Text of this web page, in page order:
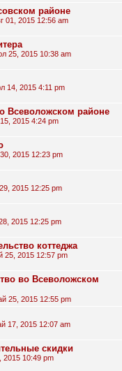
районе
01, 2015 12:56 am
25, 2015 10:38 am
14, 2015 4:11 pm
Всеволожском районе
2015 4:24 pm
2015 12:23 pm
2015 12:25 pm
2015 12:25 pm
коттеджа
25, 2015 12:57 pm
во Всеволожском
25, 2015 12:55 pm
17, 2015 12:07 am
скидки
2015 10:49 pm